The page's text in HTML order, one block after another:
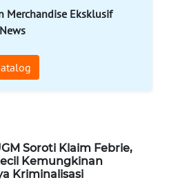
Merchandise Eksklusif
Soroti Klaim Febrie,
Kemungkinan
Kriminalisasi